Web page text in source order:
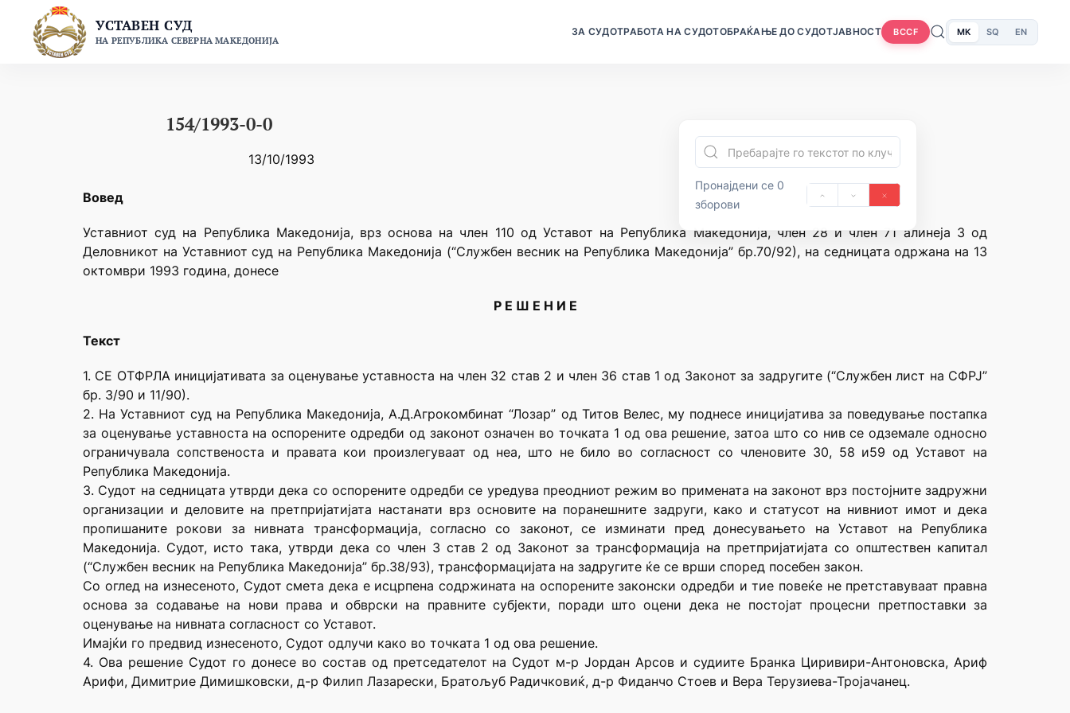
content
УСТАВЕН СУД
НА РЕПУБЛИКА СЕВЕРНА МАКЕДОНИЈА
ЗА СУДОТРАБОТА НА СУДОТОБРАЌАЊЕ ДО СУДОТЈАВНОСТ BCCF MK SQ EN
154/1993-0-0
13/10/1993
Пронајдени се 0
зборови
Вовед
Уставниот суд на Република Македонија, врз основа на член 110 од Уставот на Република Македонија, член 28 и член 71 алинеја 3 од
Деловникот на Уставниот суд на Република Македонија (“Службен весник на Република Македонија” бр.70/92), на седницата одржана на 13
октомври 1993 година, донесе
Р Е Ш Е Н И Е
Текст
1. СЕ ОТФРЛА иницијативата за оценување уставноста на член 32 став 2 и член 36 став 1 од Законот за задругите (“Службен лист на СФРЈ”
бр. 3/90 и 11/90).
2. На Уставниот суд на Република Македонија, А.Д.Агрокомбинат “Лозар” од Титов Велес, му поднесе иницијатива за поведување постапка
за оценување уставноста на оспорените одредби од законот означен во точката 1 од ова решение, затоа што со нив се одземале односно
ограничувала сопственоста и правата кои произлегуваат од неа, што не било во согласност со членовите 30, 58 и59 од Уставот на
Република Македонија.
3. Судот на седницата утврди дека со оспорените одредби се уредува преодниот режим во примената на законот врз постојните задружни
организации и деловите на претпријатијата настанати врз основите на поранешните задруги, како и статусот на нивниот имот и дека
пропишаните рокови за нивната трансформација, согласно со законот, се изминати пред донесувањето на Уставот на Република
Македонија. Судот, исто така, утврди дека со член 3 став 2 од Законот за трансформација на претпријатијата со општествен капитал
(“Службен весник на Република Македонија” бр.38/93), трансформацијата на задругите ќе се врши според посебен закон.
Со оглед на изнесеното, Судот смета дека е исцрпена содржината на оспорените законски одредби и тие повеќе не претставуваат правна
основа за содавање на нови права и обврски на правните субјекти, поради што оцени дека не постојат процесни претпоставки за
оценување на нивната согласност со Уставот.
Имајќи го предвид изнесеното, Судот одлучи како во точката 1 од ова решение.
4. Ова решение Судот го донесе во состав од претседателот на Судот м-р Јордан Арсов и судиите Бранка Циривири-Антоновска, Ариф
Арифи, Димитрие Димишковски, д-р Филип Лазарески, Братољуб Радичковиќ, д-р Фиданчо Стоев и Вера Терузиева-Тројачанец.